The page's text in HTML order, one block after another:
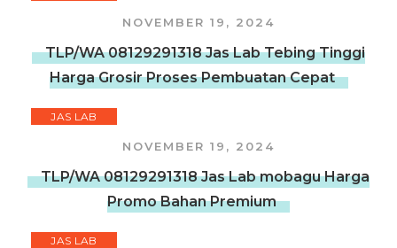
NOVEMBER 19, 2024
TLP/WA 08129291318 Jas Lab Tebing Tinggi
Harga Grosir Proses Pembuatan Cepat
JAS LAB
NOVEMBER 19, 2024
TLP/WA 08129291318 Jas Lab mobagu Harga
Promo Bahan Premium
JAS LAB